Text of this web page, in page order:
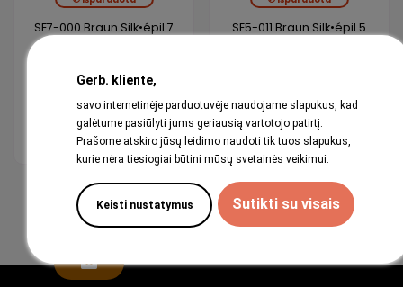
SE7-000 Braun Silk•épil 7
95,99 €
View
SE5-011 Braun Silk•épil 5
71,99 €
View
1 2
Gerb. kliente,
savo internetinėje parduotuvėje naudojame slapukus, kad
galėtume pasiūlyti jums geriausią vartotojo patirtį.
Prašome atskiro jūsų leidimo naudoti tik tuos slapukus,
kurie nėra tiesiogiai būtini mūsų svetainės veikimui.
Keisti nustatymus Sutikti su visais